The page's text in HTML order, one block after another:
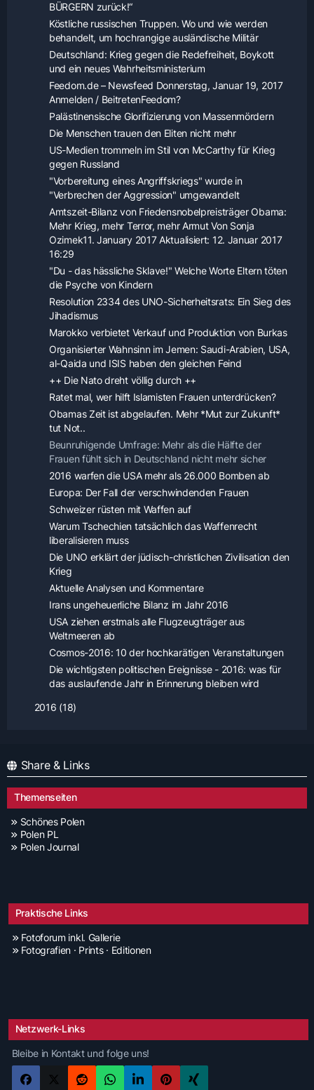
BÜRGERN zurück!“
Köstliche russischen Truppen. Wo und wie werden
behandelt, um hochrangige ausländische Militär
Deutschland: Krieg gegen die Redefreiheit, Boykott
und ein neues Wahrheitsministerium
Feedom.de – Newsfeed Donnerstag, Januar 19, 2017
Anmelden / BeitretenFeedom?
Palästinensische Glorifizierung von Massenmördern
Die Menschen trauen den Eliten nicht mehr
US-Medien trommeln im Stil von McCarthy für Krieg
gegen Russland
"Vorbereitung eines Angriffskriegs" wurde in
"Verbrechen der Aggression" umgewandelt
Amtszeit-Bilanz von Friedensnobelpreisträger Obama:
Mehr Krieg, mehr Terror, mehr Armut Von Sonja
Ozimek11. January 2017 Aktualisiert: 12. Januar 2017
16:29
"Du - das hässliche Sklave!" Welche Worte Eltern töten
die Psyche von Kindern
Resolution 2334 des UNO-Sicherheitsrats: Ein Sieg des
Jihadismus
Marokko verbietet Verkauf und Produktion von Burkas
Organisierter Wahnsinn im Jemen: Saudi-Arabien, USA,
al-Qaida und ISIS haben den gleichen Feind
++ Die Nato dreht völlig durch ++
Ratet mal, wer hilft Islamisten Frauen unterdrücken?
Obamas Zeit ist abgelaufen. Mehr *Mut zur Zukunft*
tut Not..
Beunruhigende Umfrage: Mehr als die Hälfte der
Frauen fühlt sich in Deutschland nicht mehr sicher
2016 warfen die USA mehr als 26.000 Bomben ab
Europa: Der Fall der verschwindenden Frauen
Schweizer rüsten mit Waffen auf
Warum Tschechien tatsächlich das Waffenrecht
liberalisieren muss
Die UNO erklärt der jüdisch-christlichen Zivilisation den
Krieg
Aktuelle Analysen und Kommentare
Irans ungeheuerliche Bilanz im Jahr 2016
USA ziehen erstmals alle Flugzeugträger aus
Weltmeeren ab
Cosmos-2016: 10 der hochkarätigen Veranstaltungen
Die wichtigsten politischen Ereignisse - 2016: was für
das auslaufende Jahr in Erinnerung bleiben wird
2016 (18)
Share & Links
Themenseiten
Schönes Polen
Polen PL
Polen Journal
Praktische Links
Fotoforum inkl. Gallerie
Fotografien · Prints · Editionen
Netzwerk-Links
Bleibe in Kontakt und folge uns!